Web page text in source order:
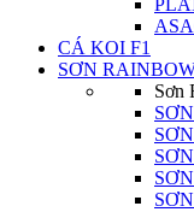
CÁ KOI F1
SƠN
Sơn